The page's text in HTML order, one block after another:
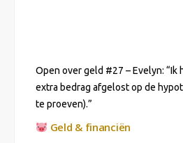
Open over geld #27 – Evelyn: “Ik
extra bedrag afgelost op de
te proeven).”
Geld & financiën